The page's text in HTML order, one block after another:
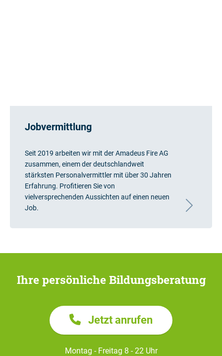
Jobvermittlung
Seit 2019 arbeiten wir mit der Amadeus Fire AG
zusammen, einem der deutschlandweit
stärksten Personalvermittler mit über 30 Jahren
Erfahrung. Profitieren Sie von
vielversprechenden Aussichten auf einen neuen
Job.
Ihre persönliche Bildungsberatung
Jetzt anrufen
Montag - Freitag 8 - 22 Uhr